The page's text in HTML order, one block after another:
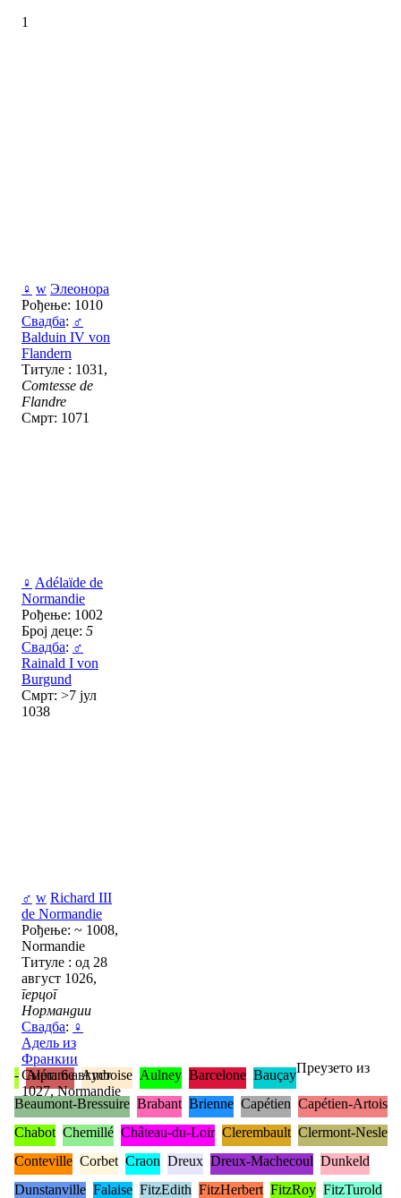
1
♀ w Элеонора
Рођење: 1010
Свадба: ♂
Balduin IV von
Flandern
Титуле : 1031,
Comtesse de
Flandre
Смрт: 1071
♀ Adélaïde de
Normandie
Рођење: 1002
Број деце: 5
Свадба: ♂
Rainald I von
Burgund
Смрт: >7 јул
1038
♂ w Richard III
de Normandie
Рођење: ~ 1008,
Normandie
Титуле : од 28
август 1026,
герцог
Нормандии
Свадба: ♀
Адель из
Франкии
Смрт: 6 август
1027, Normandie
- Alérame Amboise Aulney Barcelone Bauçay
Beaumont-Bressuire Brabant Brienne Capétien Capétien-Artois
Chabot Chemillé Château-du-Loir Clerembault Clermont-Nesle
Conteville Corbet Craon Dreux Dreux-Machecoul Dunkeld
Dunstanville Falaise FitzEdith FitzHerbert FitzRoy FitzTurold
Преузето из